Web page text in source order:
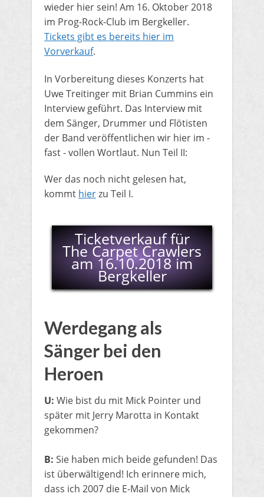
wieder hier sein! Am 16. Oktober 2018
im Prog-Rock-Club im Bergkeller.
Tickets gibt es bereits hier im
Vorverkauf.
​In Vorbereitung dieses Konzerts hat
Uwe Treitinger mit Brian Cummins​ ein
Interview geführt. Das Interview mit
dem Sänger, Drummer und Flötisten
der Band veröffentlichen wir hier im -
fast - vollen Wortlaut. Nun Teil II:
Wer das noch nicht gelesen hat,
kommt hierzu Teil I.
Ticketverkauf für
The Carpet Crawlers
am 16.10.2018 im
Bergkeller
Werdegang als
Sänger bei den
Heroen
U: Wie bist du mit Mick Pointer und
später mit Jerry Marotta in Kontakt
gekommen?
B: Sie haben mich beide gefunden! Das
ist überwältigend! Ich erinnere mich,
dass ich 2007 die E-Mail von Mick